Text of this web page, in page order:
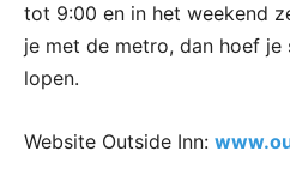
tot 9:00 en in het weekend
je met de metro, dan hoef
lopen.
Website Outside Inn: